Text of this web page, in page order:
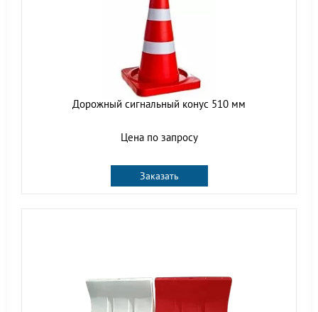
Дорожный сигнальный конус 510 мм
Цена по запросу
Заказать